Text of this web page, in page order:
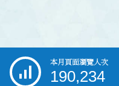
本月頁面瀏覽人次
190,234